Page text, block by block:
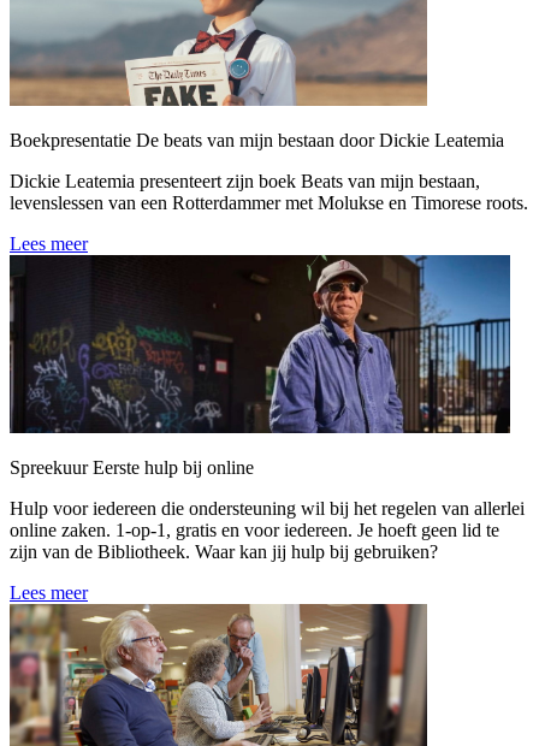
Boekpresentatie De beats van mijn bestaan door Dickie Leatemia
Dickie Leatemia presenteert zijn boek Beats van mijn bestaan,
levenslessen van een Rotterdammer met Molukse en Timorese roots.
Lees meer
Spreekuur Eerste hulp bij online
Hulp voor iedereen die ondersteuning wil bij het regelen van allerlei
online zaken. 1-op-1, gratis en voor iedereen. Je hoeft geen lid te
zijn van de Bibliotheek. Waar kan jij hulp bij gebruiken?
Lees meer